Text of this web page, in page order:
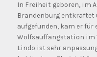
In Freiheit geboren, im
Brandenburg entkräftet
aufgefunden, kam er für
Wolfsauffangstation im
Lindo ist sehr